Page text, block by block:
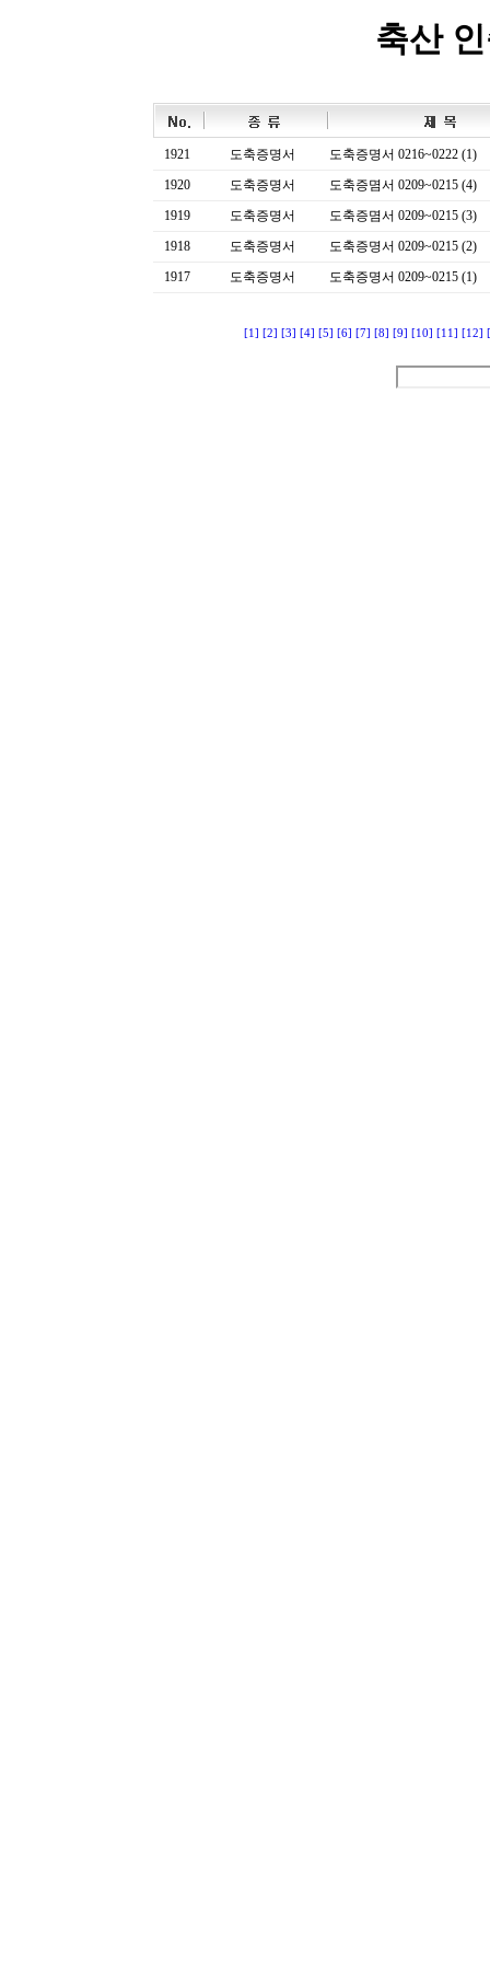
축산
1921 도축증명서
도축증명서 0216~0222 (1)
1920
도축증명서
도축증몀서 0209~0215 (4)
1919
도축증명서
도축증몀서 0209~0215 (3)
1918
도축증명서
도축증명서 0209~0215 (2)
1917
도축증명서 도축증명서 0209~0215 (1)
[1] [2] [3] [4] [5] [6] [7] [8] [9] [10] [11] [12]